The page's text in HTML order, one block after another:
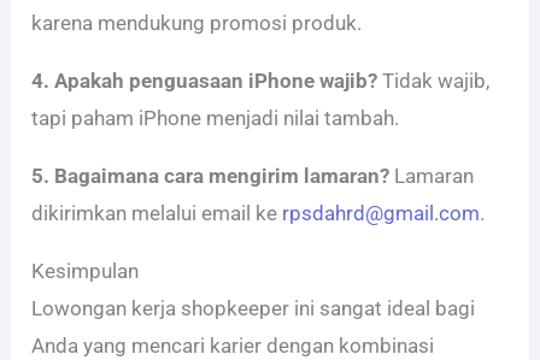
karena mendukung promosi produk.
4. Apakah penguasaan iPhone wajib? Tidak wajib,
tapi paham iPhone menjadi nilai tambah.
5. Bagaimana cara mengirim lamaran? Lamaran
dikirimkan melalui email ke rpsdahrd@gmail.com.
Kesimpulan
Lowongan kerja shopkeeper ini sangat ideal bagi
Anda yang mencari karier dengan kombinasi